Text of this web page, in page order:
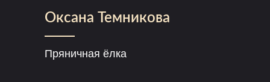
Оксана Темникова
Пряничная ёлка